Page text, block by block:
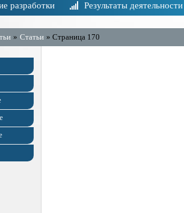
разработки Результаты деятельности
» Статьи » Страница 170